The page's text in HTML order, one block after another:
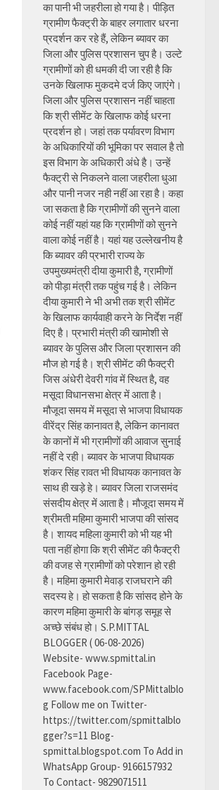
का पानी भी जहरीला हो गया है। पीड़ित
ग्रामीण फैक्ट्री के बाहर लगातार धरना
प्रदर्शन कर रहे हैं, लेकिन ब्यावर का
जिला और पुलिस प्रशासन चुप है। उल्टे
ग्रामीणों को ही धमकी दी जा रही है कि
उनके खिलाफ मुकदमे दर्ज किए जाएंगे।
जिला और पुलिस प्रशासन नहीं चाहता
कि श्री सीमेंट के खिलाफ कोई धरना
प्रदर्शन हो। जहां तक पर्यावरण विभाग
के अधिकारियों की भूमिका पर सवाल है तो
इस विभाग के अधिकारी अंधे है। उन्हें
फैक्ट्री से निकलने वाला जहरीला धुआ
और पानी नजर नही नहीं आ रहा है। कहा
जा सकता है कि ग्रामीणों की सुनने वाला
कोई नहीं यहां यह कि ग्रामीणों को सुनने
वाला कोई नहीं है। यहां यह उल्लेखनीय है
कि ब्यावर की प्रभारी राज्य के
उपमुख्यमंत्री दीया कुमारी है, ग्रामीणों
को पीड़ा मंत्री तक पहुंच गई है। लेकिन
दीया कुमारी ने भी अभी तक श्री सीमेंट
के खिलाफ कार्यवाही करने के निर्देश नहीं
दिए है। प्रभारी मंत्री की खामोशी से
ब्यावर के पुलिस और जिला प्रशासन की
मौज हो गई है। श्री सीमेंट की फैक्ट्री
जिस अंधेरी देवरी गांव में स्थित है, वह
मसूदा विधानसभा क्षेत्र में आता है।
मौजूदा समय में मसूदा से भाजपा विधायक
वीरेंद्र सिंह कानावत है, लेकिन कानावत
के कानों में भी ग्रामीणों की आवाज सुनाई
नहीं दे रही। ब्यावर के भाजपा विधायक
शंकर सिंह रावत भी विधायक कानावत के
साथ ही खड़े हे। ब्यावर जिला राजसमंद
संसदीय क्षेत्र में आता है। मौजूदा समय में
श्रीमती महिमा कुमारी भाजपा की सांसद
है। शायद महिला कुमारी को भी यह भी
पता नहीं होगा कि श्री सीमेंट की फैक्ट्री
की वजह से ग्रामीणों को परेशान हो रही
है। महिमा कुमारी मेवाड़ राजघराने की
सदस्य हे। हो सकता है कि सांसद होने के
कारण महिमा कुमारी के बांगड़ समूह से
अच्छे संबंध हो। S.P.MITTAL
BLOGGER ( 06-08-2026)
Website- www.spmittal.in
Facebook Page-
www.facebook.com/SPMittalblo
g Follow me on Twitter-
https://twitter.com/spmittalblo
gger?s=11 Blog-
spmittal.blogspot.com To Add in
WhatsApp Group- 9166157932
To Contact- 9829071511